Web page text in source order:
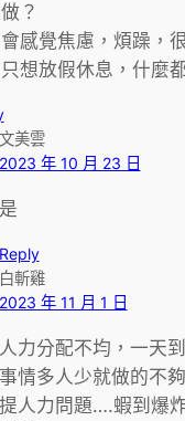
？
感覺焦慮，煩躁，
想放假休息，什麼
文美雲
2023 年 10 月 23 日
是
Reply
白斬雞
2023 年 11 月 1 日
人力分配不均，一天
事情多人少就做的不
提人力問題….蝦到爆